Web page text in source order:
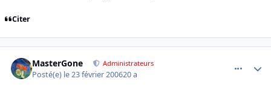
Citer
MasterGone Administrateurs
Posté(e) le 23 février 200620 a